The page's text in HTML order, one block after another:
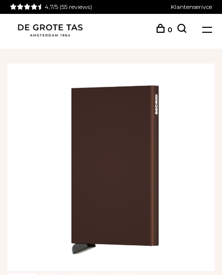
4,7/5 (55 reviews) Klantenserivce
0